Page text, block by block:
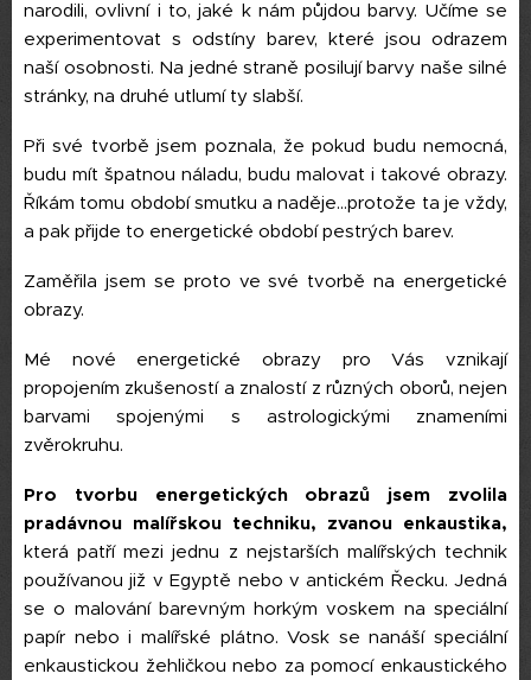
narodili, ovlivní i to, jaké k nám půjdou barvy. Učíme se
experimentovat s odstíny barev, které jsou odrazem
naší osobnosti. Na jedné straně posilují barvy naše silné
stránky, na druhé utlumí ty slabší.
Při své tvorbě jsem poznala, že pokud budu nemocná,
budu mít špatnou náladu, budu malovat i takové obrazy.
Říkám tomu období smutku a naděje...protože ta je vždy,
a pak přijde to energetické období pestrých barev.
Zaměřila jsem se proto ve své tvorbě na energetické
obrazy.
Mé nové energetické obrazy pro Vás vznikají
propojením zkušeností a znalostí z různých oborů, nejen
barvami spojenými s astrologickými znameními
zvěrokruhu.
Pro tvorbu energetických obrazů jsem zvolila
pradávnou malířskou techniku, zvanou enkaustika,
která patří mezi jednu z nejstarších malířských technik
používanou již v Egyptě nebo v antickém Řecku. Jedná
se o malování barevným horkým voskem na speciální
papír nebo i malířské plátno. Vosk se nanáší speciální
enkaustickou žehličkou nebo za pomocí enkaustického